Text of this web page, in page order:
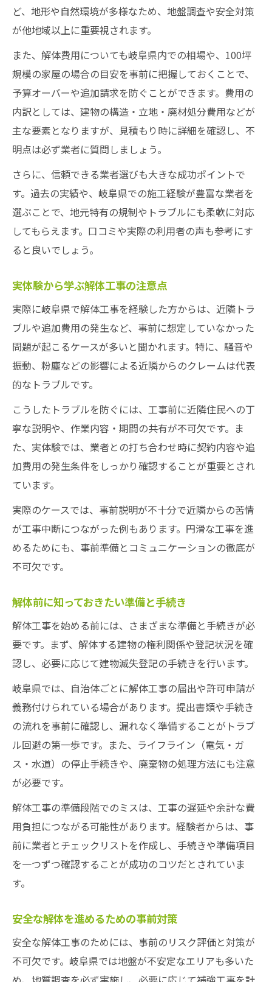
解体工事の事例に学ぶ業者選定のコツ
この工事で後悔しないための注意点
解体前後の確認事項でトラブル予防
契約時に注意すべき解体工事の条件
解体後の整地や廃材処理のポイント
コミュニケーションが解体の満足度を左右
実際の解体経験から学ぶ注意点まとめ
ど、地形や自然環境が多様なため、地盤調査や安全対策
が他地域以上に重要視されます。
また、解体費用についても岐阜県内での相場や、100坪
規模の家屋の場合の目安を事前に把握しておくことで、
予算オーバーや追加請求を防ぐことができます。費用の
内訳としては、建物の構造・立地・廃材処分費用などが
主な要素となりますが、見積もり時に詳細を確認し、不
明点は必ず業者に質問しましょう。
さらに、信頼できる業者選びも大きな成功ポイントで
す。過去の実績や、岐阜県での施工経験が豊富な業者を
選ぶことで、地元特有の規制やトラブルにも柔軟に対応
してもらえます。口コミや実際の利用者の声も参考にす
ると良いでしょう。
実体験から学ぶ解体工事の注意点
実際に岐阜県で解体工事を経験した方からは、近隣トラ
ブルや追加費用の発生など、事前に想定していなかった
問題が起こるケースが多いと聞かれます。特に、騒音や
振動、粉塵などの影響による近隣からのクレームは代表
的なトラブルです。
こうしたトラブルを防ぐには、工事前に近隣住民への丁
寧な説明や、作業内容・期間の共有が不可欠です。ま
た、実体験では、業者との打ち合わせ時に契約内容や追
加費用の発生条件をしっかり確認することが重要とされ
ています。
実際のケースでは、事前説明が不十分で近隣からの苦情
が工事中断につながった例もあります。円滑な工事を進
めるためにも、事前準備とコミュニケーションの徹底が
不可欠です。
解体前に知っておきたい準備と手続き
解体工事を始める前には、さまざまな準備と手続きが必
要です。まず、解体する建物の権利関係や登記状況を確
認し、必要に応じて建物滅失登記の手続きを行います。
岐阜県では、自治体ごとに解体工事の届出や許可申請が
義務付けられている場合があります。提出書類や手続き
の流れを事前に確認し、漏れなく準備することがトラブ
ル回避の第一歩です。また、ライフライン（電気・ガ
ス・水道）の停止手続きや、廃棄物の処理方法にも注意
が必要です。
解体工事の準備段階でのミスは、工事の遅延や余計な費
用負担につながる可能性があります。経験者からは、事
前に業者とチェックリストを作成し、手続きや準備項目
を一つずつ確認することが成功のコツだとされていま
す。
安全な解体を進めるための事前対策
安全な解体工事のためには、事前のリスク評価と対策が
不可欠です。岐阜県では地盤が不安定なエリアも多いた